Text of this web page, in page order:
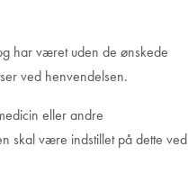
har været uden de ønskede
ved henvendelsen.
eller andre
skal være indstillet på dette ved